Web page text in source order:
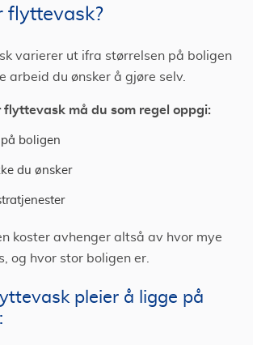
flyttevask?
varierer ut ifra størrelsen på boligen
arbeid du ønsker å gjøre selv.
flyttevask må du som regel oppgi:
boligen
du ønsker
koster avhenger altså av hvor mye
og hvor stor boligen er.
pleier å ligge på